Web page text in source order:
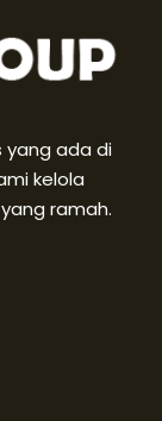
yang ada di
kelola
ramah.